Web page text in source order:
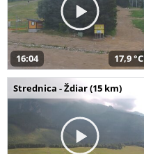
16:04 17,9 °C
Strednica - Ždiar (15 km)